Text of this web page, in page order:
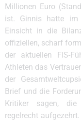
Millionen Euro
ist. Ginnis hatte im
Einsicht in die
offiziellen, scharf
der aktuellen FIS-
Athleten das
der
Brief und die
Kritiker sagen, die
regelrecht